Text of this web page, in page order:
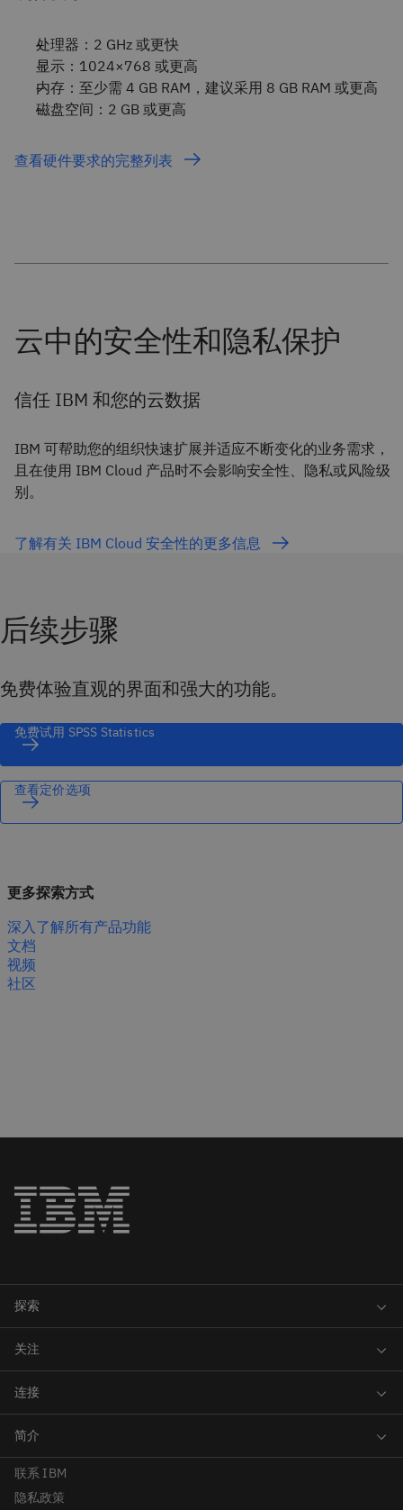
处理器：2 GHz 或更快
显示：1024×768 或更高
内存：至少需 4 GB RAM，建议采用 8 GB RAM 或更高
磁盘空间：2 GB 或更高
查看硬件要求的完整列表
信任 IBM 和您的云数据
IBM 可帮助您的组织快速扩展并适应不断变化的业务需求，
且在使用 IBM Cloud 产品时不会影响安全性、隐私或风险级
别。
了解有关 IBM Cloud 安全性的更多信息
后续步骤
免费体验直观的界面和强大的功能。
免费试用 SPSS Statistics
查看定价选项
更多探索方式
深入了解所有产品功能
文档
视频
社区
联系 IBM
隐私政策